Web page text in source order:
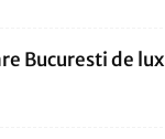
Bucuresti de lux